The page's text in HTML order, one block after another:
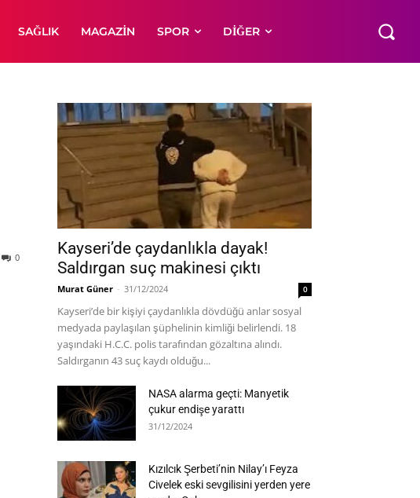
SAĞLIK MAGAZIN SPOR DIĞER
0
Kayseri’de çaydanlıkla dayak!
Saldırgan suç makinesi çıktı
Murat Güner - 31/12/2024 0
Kayseri’de bir kişiyi çaydanlıkla dövdüğü anlar sosyal
medyada paylaşılan şüphelinin kimliği belirlendi. 18
yaşındaki H.C.C. polis tarafından gözaltına alındı.
Saldırganın 43 suç kaydı olduğu...
NASA alarma geçti: Manyetik
çukur endişe yarattı
31/12/2024
Kızılcık Şerbeti’nin Nilay’ı Feyza
Civelek eski sevgilisini yerden yere